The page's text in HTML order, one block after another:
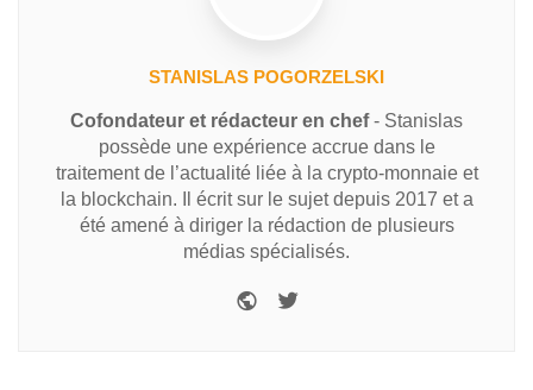
STANISLAS POGORZELSKI
Cofondateur et rédacteur en chef- Stanislas
possède une expérience accrue dans le
traitement de l’actualité liée à la crypto-monnaie et
la blockchain. Il écrit sur le sujet depuis 2017 et a
été amené à diriger la rédaction de plusieurs
médias spécialisés.